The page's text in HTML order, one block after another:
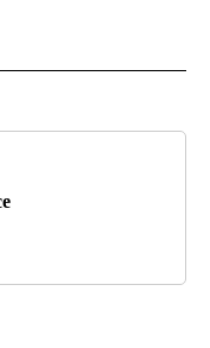
NOTIFICATIONS ABOUT